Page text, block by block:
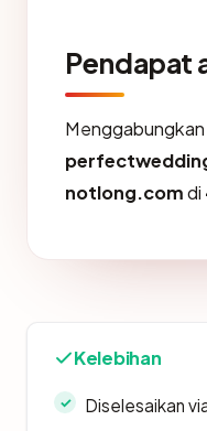
Pendapat
notlong.comdi
Kelebihan
Diselesaikan